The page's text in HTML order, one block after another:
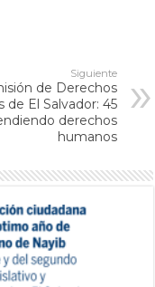
Siguiente
de Derechos
de El Salvador: 45
derechos
humanos